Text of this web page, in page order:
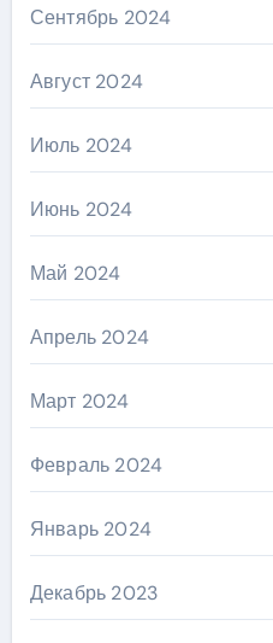
Сентябрь 2024
Август 2024
Июль 2024
Июнь 2024
Май 2024
Апрель 2024
Март 2024
Февраль 2024
Январь 2024
Декабрь 2023